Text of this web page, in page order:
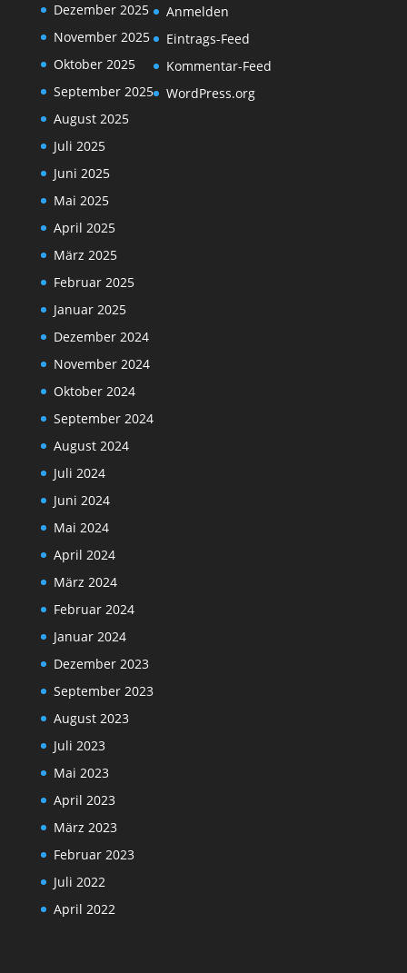
Dezember 2025
November 2025
Oktober 2025
September 2025
August 2025
Juli 2025
Juni 2025
Mai 2025
April 2025
März 2025
Februar 2025
Januar 2025
Dezember 2024
November 2024
Oktober 2024
September 2024
August 2024
Juli 2024
Juni 2024
Mai 2024
April 2024
März 2024
Februar 2024
Januar 2024
Dezember 2023
September 2023
August 2023
Juli 2023
Mai 2023
April 2023
März 2023
Februar 2023
Juli 2022
April 2022
Anmelden
Eintrags-Feed
Kommentar-Feed
WordPress.org